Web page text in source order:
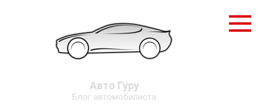
Авто Гуру
Блог автомобилиста